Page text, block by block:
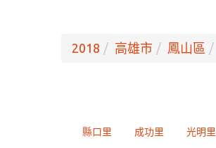
2018 高雄市 鳳山區
縣口里 成功里 光明里